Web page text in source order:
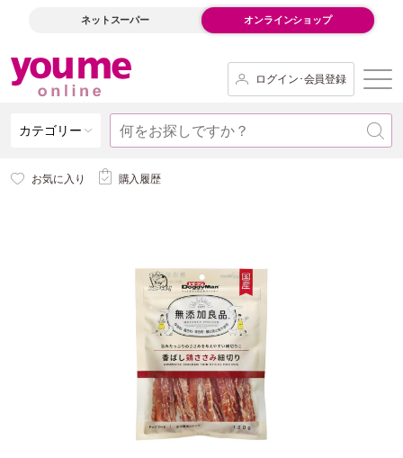
ネットスーパー オンラインショップ
ログイン･会員登録
カテゴリー
お気に入り 購入履歴